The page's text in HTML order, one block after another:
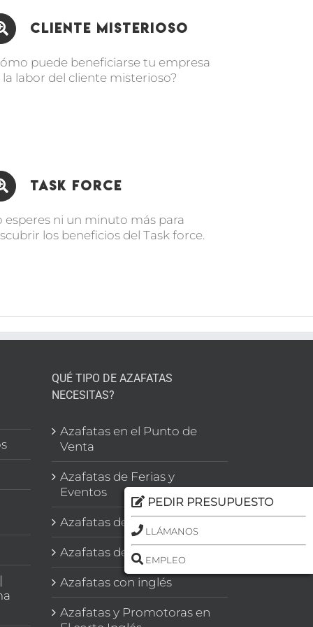
Cliente Misterioso
puede beneficiarse tu empresa
la labor del cliente misterioso?
Task Force
esperes ni un minuto más para
los beneficios del Task force.
QUÉ TIPO DE AZAFATAS
NECESITAS?
Azafatas en el Punto de
Venta
Azafatas de Ferias y
Eventos
Azafatas de Congresos
Azafatas de Imagen
Azafatas con inglés
Azafatas y Promotoras en
PEDIR PRESUPUESTO
LLÁMANOS
EMPLEO